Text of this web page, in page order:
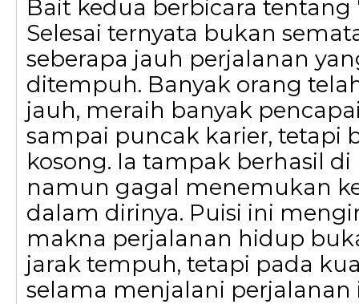
Bait kedua berbicara tentang
Selesai ternyata bukan
seberapa jauh perjalanan
ditempuh. Banyak orang
jauh, meraih banyak
sampai puncak karier, tetapi
kosong. Ia tampak berhasil
namun gagal menemukan
dalam dirinya. Puisi ini
makna perjalanan hidup
jarak tempuh, tetapi pada
selama menjalani perjalanan